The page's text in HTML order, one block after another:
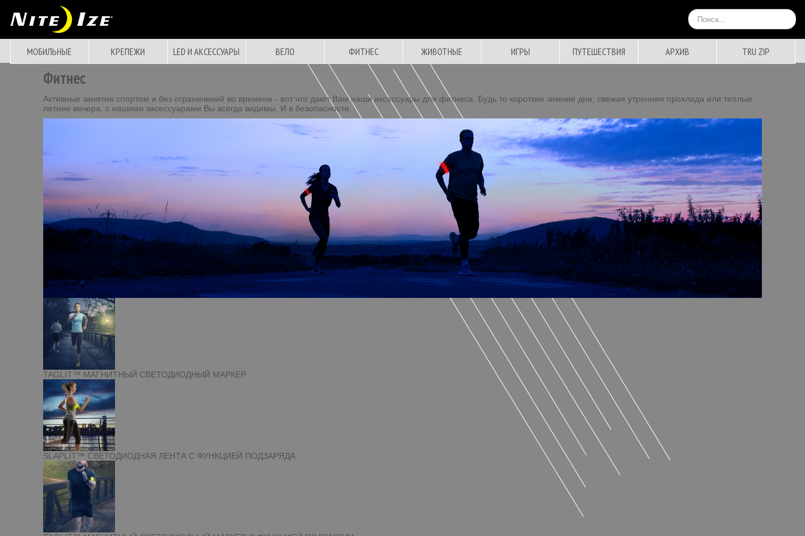
Искать...
МОБИЛЬНЫЕ КРЕПЕЖИ LED И АКСЕССУАРЫ ВЕЛО ФИТНЕС ЖИВОТНЫЕ ИГРЫ ПУТЕШЕСТВИЯ АРХИВ TRU ZIP
Фитнес
Активные занятия спортом и без ограничений во времени - вот что дают Вам наши аксессуары для фитнеса. Будь то короткие зимние дни, свежая утренняя прохлада или теплые
летние вечера, с нашими аксессуарами Вы всегда видимы. И в безопасности.
TAGLIT™ МАГНИТНЫЙ СВЕТОДИОДНЫЙ МАРКЕР
SLAPLIT™ СВЕТОДИОДНАЯ ЛЕНТА С ФУНКЦИЕЙ ПОДЗАРЯДА